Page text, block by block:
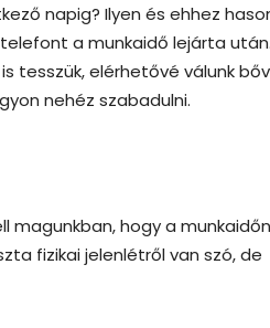
napig? Ilyen és ehhez
a munkaidő lejárta
tesszük, elérhetővé válunk
nehéz szabadulni.
magunkban, hogy a
fizikai jelenlétről van szó, de